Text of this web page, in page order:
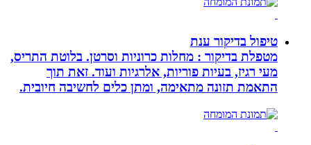
טיפול בדיקור ענת
מטפלת בדיקור : מחלות כרוניות וסרטן. בלוטת התריס,
מעי רגיז, בעיות פוריות, אלרגיות ועוד. זאת תוך
התאמת תזונה מתאימה, ומתן כלים לחשיבה חיובית.